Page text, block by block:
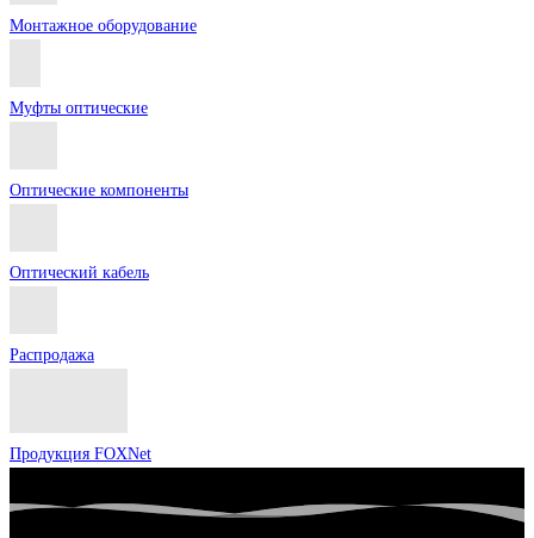
Монтажное оборудование
Муфты оптические
Оптические компоненты
Оптический кабель
Распродажа
Продукция FOXNet